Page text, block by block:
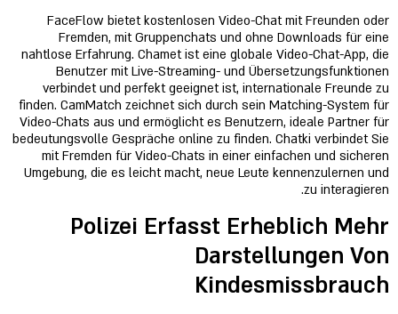
FaceFlow bietet kostenlosen Video-Chat mit Freunden oder
Fremden, mit Gruppenchats und ohne Downloads für eine
nahtlose Erfahrung. Chamet ist eine globale Video-Chat-App, die
Benutzer mit Live-Streaming- und Übersetzungsfunktionen
verbindet und perfekt geeignet ist, internationale Freunde zu
finden. CamMatch zeichnet sich durch sein Matching-System für
Video-Chats aus und ermöglicht es Benutzern, ideale Partner für
bedeutungsvolle Gespräche online zu finden. Chatki verbindet Sie
mit Fremden für Video-Chats in einer einfachen und sicheren
Umgebung, die es leicht macht, neue Leute kennenzulernen und
zu interagieren.
Polizei Erfasst Erheblich Mehr
Darstellungen Von
Kindesmissbrauch